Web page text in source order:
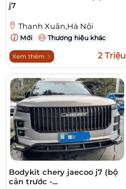
j7
Thanh Xuân,Hà Nội
Mới Thương hiệu khác
Xem thêm 2 Triệu
Bodykit chery jaecoo j7 (bộ
cản trước -...